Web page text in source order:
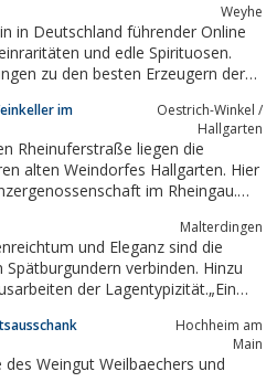
Weyhe
in Deutschland führender Online
zu den besten Erzeugern der
im
Oestrich-Winkel /
Hallgarten
Rheinuferstraße liegen die
alten Weindorfes Hallgarten. Hier
im Rheingau.
gekühlte Gärung wird der Wein
Malterdingen
der Lagentypizität.„Ein
gelingt niemanden so gut
Hochheim am
Main
Weingut Weilbaechers und